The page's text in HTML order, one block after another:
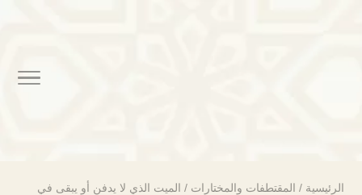
الرئيسية / المقتطفات والمختارات / الميت الذي لا يدفن أو يبقى في